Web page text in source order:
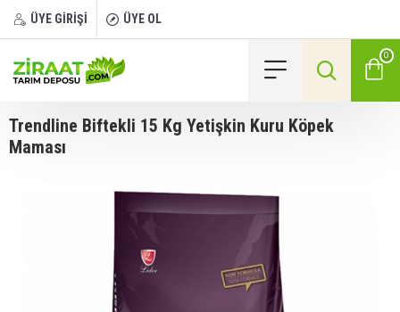
ÜYE GİRİŞİ ÜYE OL
0
Trendline Biftekli 15 Kg Yetişkin Kuru Köpek
Maması